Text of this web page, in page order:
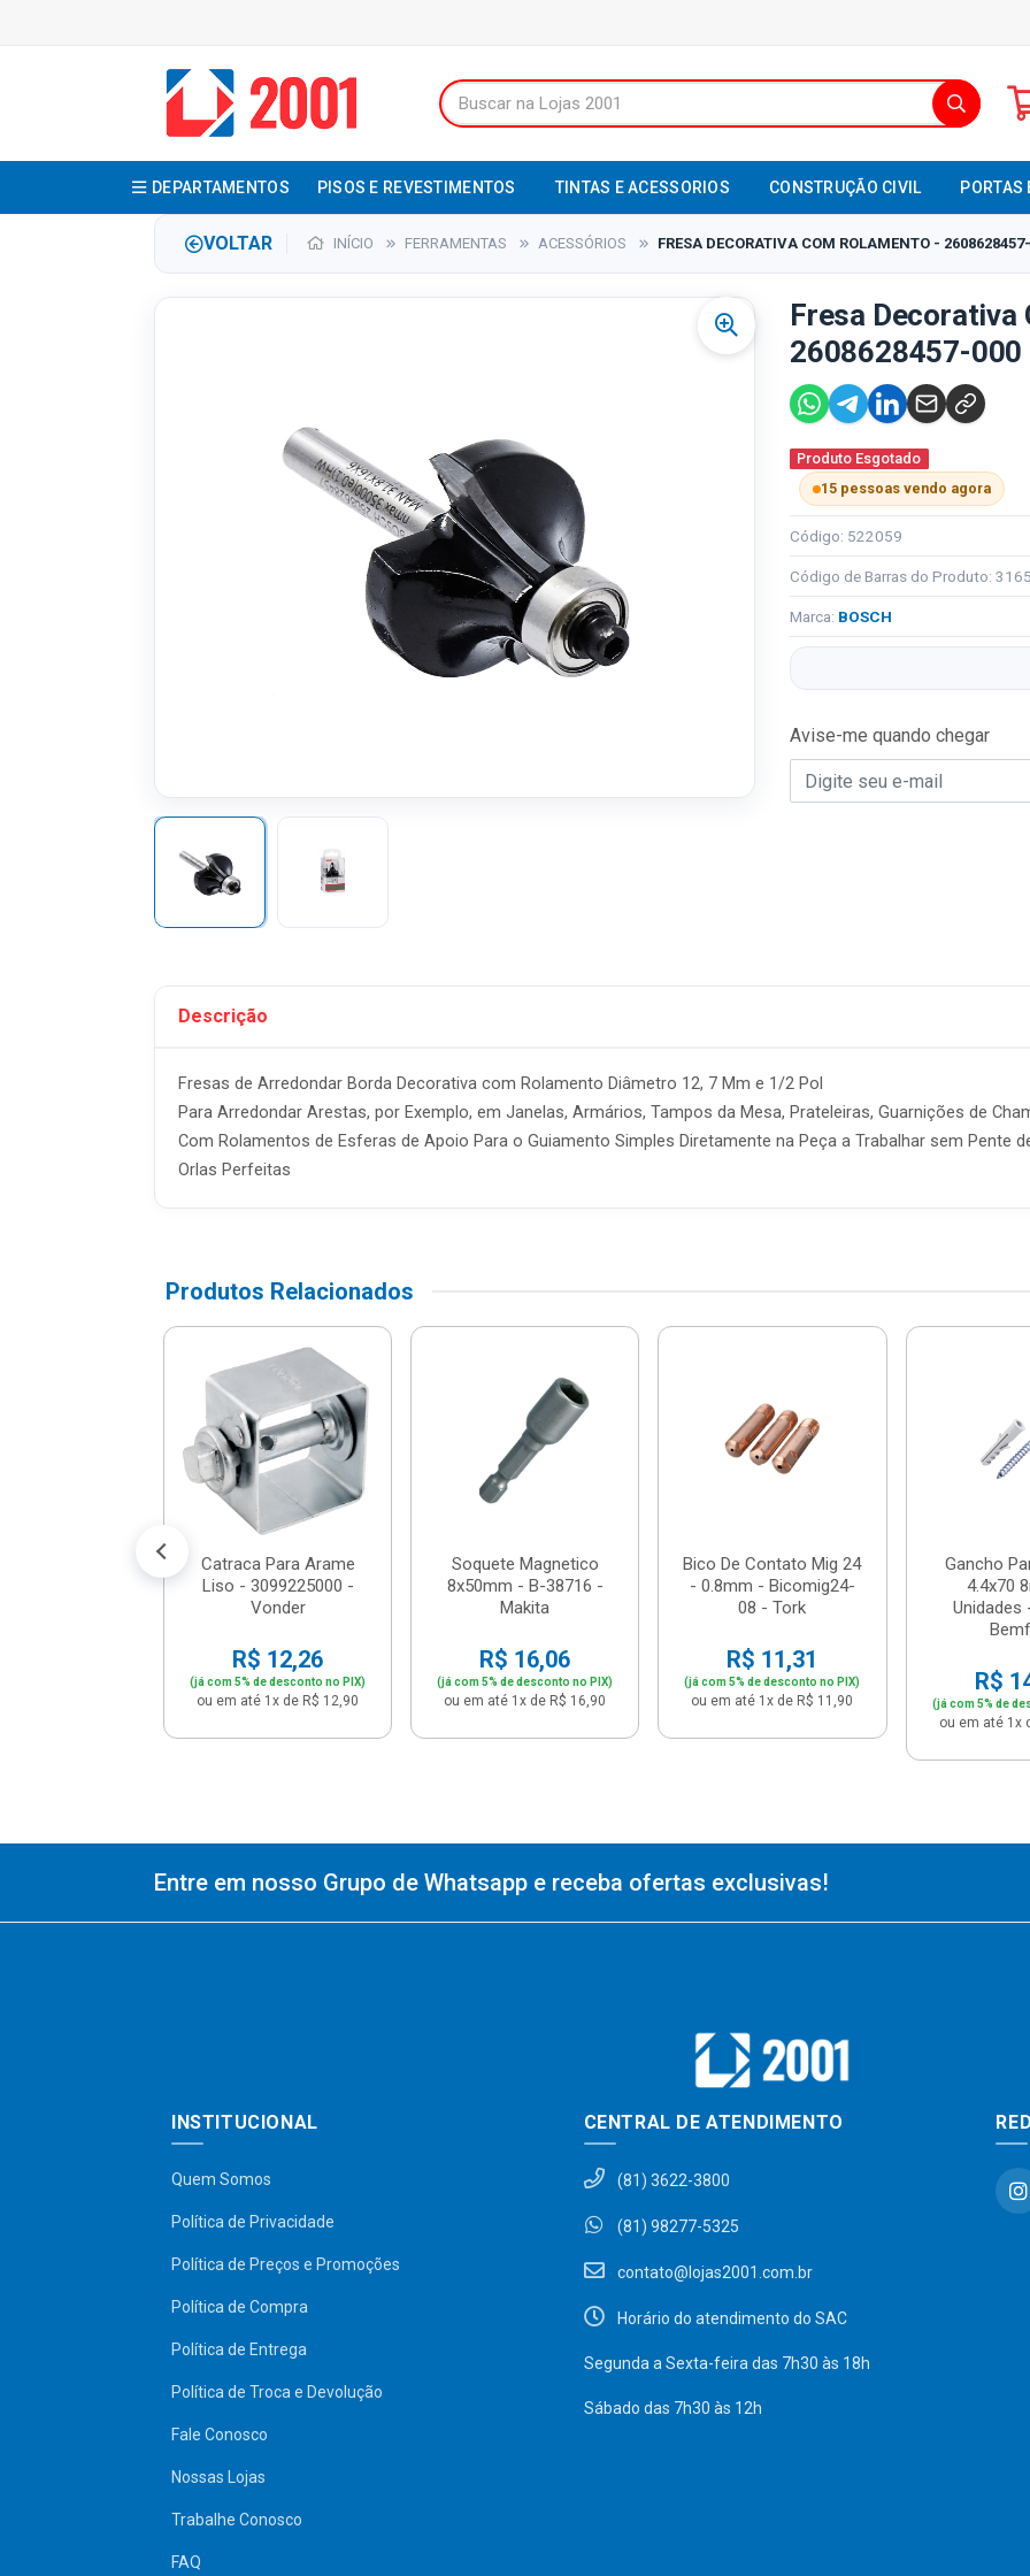
DEPARTAMENTOS PISOS E REVESTIMENTOS TINTAS E ACESSORIOS CONSTRUÇÃO CIVIL PORTAS
VOLTAR INÍCIO FERRAMENTAS ACESSÓRIOS FRESA DECORATIVA COM ROLAMENTO -
Fresa Decorativa
2608628457-000
Produto Esgotado
15 pessoas vendo agora
Código: 522059
Código de Barras do Produto:
Marca: BOSCH
Avise-me quando chegar
Descrição
Fresas de Arredondar Borda Decorativa com Rolamento Diâmetro 12, 7 Mm e 1/2 Pol
Para Arredondar Arestas, por Exemplo, em Janelas, Armários, Tampos da Mesa, Prateleiras, Guarnições de
Com Rolamentos de Esferas de Apoio Para o Guiamento Simples Diretamente na Peça a Trabalhar sem Pente
Orlas Perfeitas
Produtos Relacionados
Catraca Para Arame
Liso - 3099225000 -
Vonder
R$ 12,26
(já com 5% de desconto no PIX)
ou em até 1x de R$ 12,90
Soquete Magnetico
8x50mm - B-38716 -
Makita
R$ 16,06
(já com 5% de desconto no PIX)
ou em até 1x de R$ 16,90
Bico De Contato Mig 24
- 0.8mm - Bicomig24-
08 - Tork
R$ 11,31
(já com 5% de desconto no PIX)
ou em até 1x de R$ 11,90
Gancho
4.4x70
Unidades
R$
(já com 5% de
ou em até 1x
Entre em nosso Grupo de Whatsapp e receba ofertas exclusivas!
INSTITUCIONAL
Quem Somos
Política de Privacidade
Política de Preços e Promoções
Política de Compra
Política de Entrega
Política de Troca e Devolução
Fale Conosco
Nossas Lojas
Trabalhe Conosco
FAQ
CENTRAL DE ATENDIMENTO
(81) 3622-3800
(81) 98277-5325
contato@lojas2001.com.br
Horário do atendimento do SAC
Segunda a Sexta-feira das 7h30 às 18h
Sábado das 7h30 às 12h